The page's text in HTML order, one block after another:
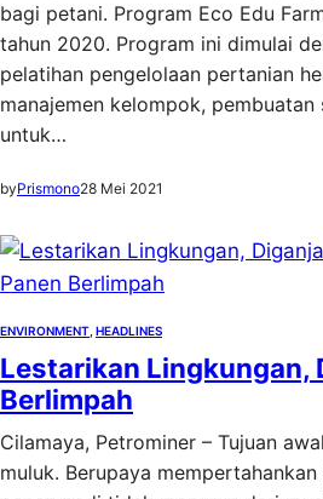
bagi petani. Program Eco Edu
tahun 2020. Program ini dimulai
pelatihan pengelolaan pertanian
manajemen kelompok, pembuatan
untuk…
byPrismono28 Mei 2021
ENVIRONMENT HEADLINES
Lestarikan Lingkungan,
Berlimpah
Cilamaya, Petrominer – Tujuan
muluk. Berupaya